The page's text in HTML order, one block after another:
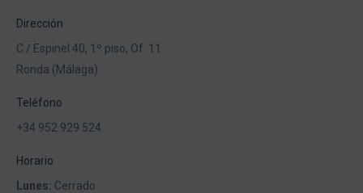
Dirección
C./ Espinel 40, 1º piso, Of. 11
Ronda (Málaga)
Teléfono
+34 952 929 524
Horario
Lunes: Cerrado